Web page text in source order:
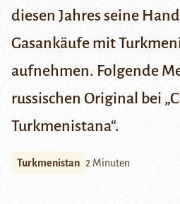
diesen Jahres seine
Gasankäufe mit
aufnehmen. Folgende
russischen Original bei „
Turkmenistana“.
Turkmenistan 2 Minuten